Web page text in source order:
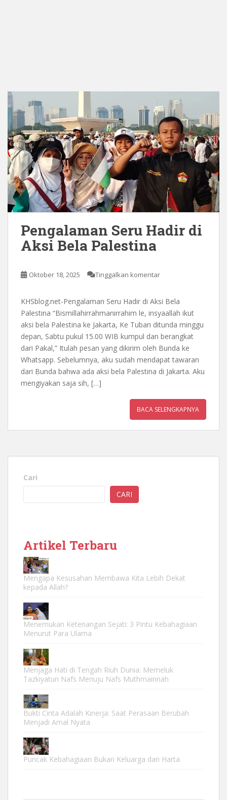
Pengalaman Seru Hadir di
Aksi Bela Palestina
Oktober 18, 2025 Tinggalkan komentar
KHSblog.net-Pengalaman Seru Hadir di Aksi Bela
Palestina “Bismillahirrahmanirrahim le, insyaallah ikut
aksi bela Palestina ke Jakarta, Ke Tuban ditunda minggu
depan, Sabtu pukul 15.00 WIB kumpul dan berangkat
dari Pakal,” Itulah pesan yang dikirim oleh Bunda ke
Whatsapp. Sebelumnya, aku sudah mendapat tawaran
dari Bunda bahwa ada aksi bela Palestina di Jakarta. Aku
mengiyakan saja sih, […]
BACA SELENGKAPNYA
Cari
CARI
Artikel Terbaru
Mengapa Kesusahan Membawa Kita Lebih Dekat
kepada Allah?
Menemukan Ketenangan Sejati: 3 Pintu Kebahagiaan
Menurut Para Ulama
Menjaga Hati di Tengah Riuh Dunia: Memeluk
Tazkiyatun Nafs Menuju Nafs Muthmainnah
Bukti Cinta Adalah Kinerja: Saat Perasaan Berubah
Menjadi Amal Nyata
Puncak Kebahagiaan Bukan Keluarga dan Harta